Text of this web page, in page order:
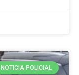
NOTICIA POLICIAL